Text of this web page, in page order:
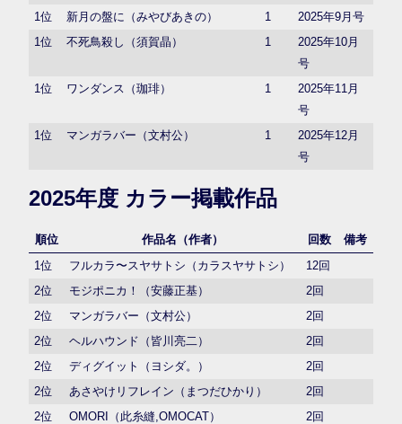
1位
新月の盤に（みやびあきの） 1
2025年9月号
1位
不死鳥殺し（須賀晶） 1
2025年10月
号
1位
ワンダンス（珈琲） 1
2025年11月
号
1位
マンガラバー（文村公） 1
2025年12月
号
2025年度 カラー掲載作品
順位 作品名（作者） 回数
備考
1位
フルカラ〜スヤサトシ（カラスヤサトシ）
12回
2位
モジポニカ！（安藤正基）
2回
2位
マンガラバー（文村公）
2回
2位
ヘルハウンド（皆川亮二）
2回
2位
ディグイット（ヨシダ。）
2回
2位
あさやけリフレイン（まつだひかり）
2回
2位
OMORI（此糸縫,OMOCAT）
2回